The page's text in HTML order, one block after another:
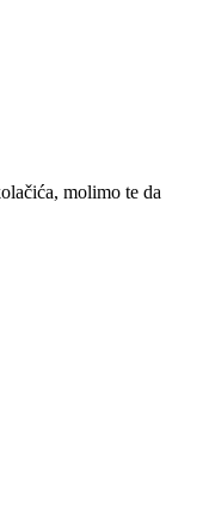
molimo te da